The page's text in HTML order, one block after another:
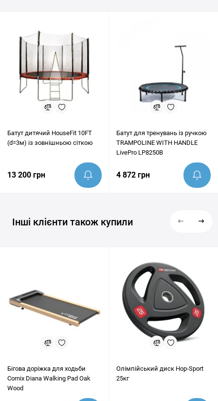
ідеально підходить під ваші цілі.
Батут дитячий HouseFit 10FT
(d=3м) із зовнішньою сіткою
13 200 грн
Батут для тренувань із ручкою
TRAMPOLINE WITH HANDLE
LivePro LP8250B
4 872 грн
Інші клієнти також купили
Бігова доріжка для ходьби
Cornix Diana Walking Pad Oak
Wood
Олімпійський диск Hop-Sport
25кг